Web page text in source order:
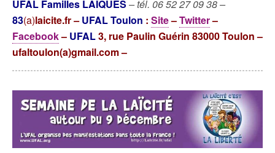
UFAL Familles LAÏQUES –tél. 06 52 27 09 38 –
83(a)laicite.fr–UFAL Toulon : Site–Twitter–
Facebook– UFAL3, rue Paulin Guérin 83000 Toulon –
ufaltoulon(a)gmail.com –